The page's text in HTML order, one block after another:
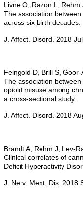
Livne O, Razon L, Rehm
The association
across six birth decades.
J. Affect. Disord. 2018
Feingold D, Brill S, Goor-
The association
opioid misuse among
a cross-sectional study.
J. Affect. Disord. 2018
Brandt A, Rehm J, Lev-
Clinical correlates of
Deficit Hyperactivity
J. Nerv. Ment. Dis. 2018